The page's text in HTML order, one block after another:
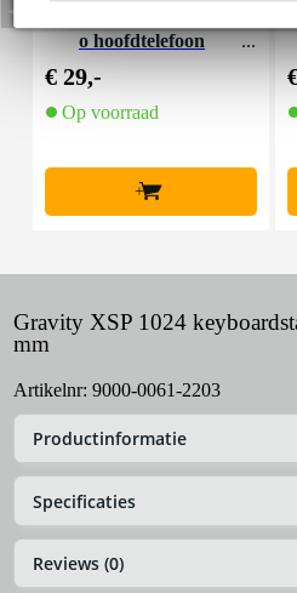
o hoofdtelefoon
€ 29,-
Op voorraad
+
Gravity XSP 1024
mm
Artikelnr: 9000-0061-2203
Productinformatie
Specificaties
Reviews (0)